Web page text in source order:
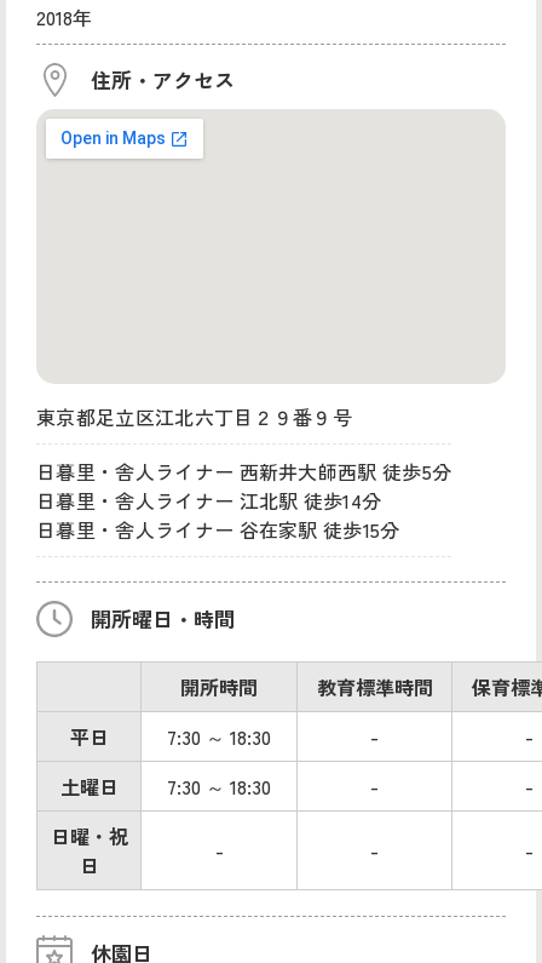
2018年
住所・アクセス
東京都足立区江北六丁目２９番９号
日暮里・舎人ライナー 西新井大師西駅 徒歩5分
日暮里・舎人ライナー 江北駅 徒歩14分
日暮里・舎人ライナー 谷在家駅 徒歩15分
開所曜日・時間
開所時間 教育標準時間
保育標
平日
7:30 ～ 18:30 -
-
土曜日
7:30 ～ 18:30 -
-
日曜・祝
日
- - -
休園日